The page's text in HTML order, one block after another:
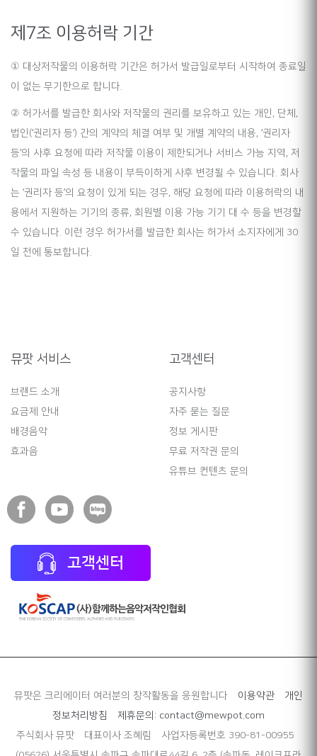
제7조 이용허락 기간
① 대상저작물의 이용허락 기간은 허가서 발급일로부터 시작하여 종료일
이 없는 무기한으로 합니다.
② 허가서를 발급한 회사와 저작물의 권리를 보유하고 있는 개인, 단체,
법인(‘권리자 등’) 간의 계약의 체결 여부 및 개별 계약의 내용, ‘권리자
등’의 사후 요청에 따라 저작물 이용이 제한되거나 서비스 가능 지역, 저
작물의 파일 속성 등 내용이 부득이하게 사후 변경될 수 있습니다. 회사
는 ‘권리자 등’의 요청이 있게 되는 경우, 해당 요청에 따라 이용허락의 내
용에서 지원하는 기기의 종류, 회원별 이용 가능 기기 대 수 등을 변경할
수 있습니다. 이런 경우 허가서를 발급한 회사는 허가서 소지자에게 30
일 전에 통보합니다.
뮤팟 서비스
브랜드 소개
요금제 안내
배경음악
효과음
고객센터
공지사항
자주 묻는 질문
정보 게시판
무료 저작권 문의
유튜브 컨텐츠 문의
고객센터
뮤팟은 크리에이터 여러분의 창작활동을 응원합니다 이용약관
개인
정보처리방침
제휴문의: contact@mewpot.com
주식회사 뮤팟
대표이사 조혜림
사업자등록번호 390-81-00955